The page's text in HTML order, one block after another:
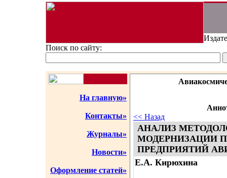
Поиск по сайту:
На главную»
Контакты»
Журналы»
Новости»
Оформление статей»
<< Назад
АНАЛИЗ
МОДЕРНИЗАЦИИ
ПРЕДПРИЯТИЙ
Е.А. Кирюхина